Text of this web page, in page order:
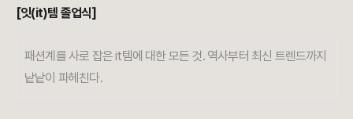
[잇(it)템 졸업식]
패션계를 사로 잡은 it템에 대한 모든 것. 역사부터 최신 트렌드까지
낱낱이 파헤친다.